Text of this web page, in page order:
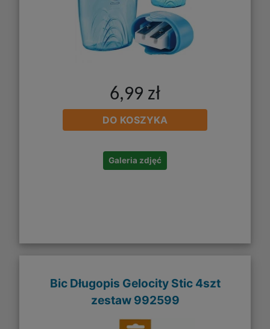
6,99 zł
DO KOSZYKA
Galeria zdjęć
Bic Długopis Gelocity Stic 4szt
zestaw 992599